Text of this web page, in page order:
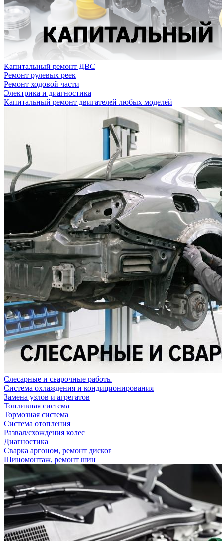
Капитальный ремонт ДВС
Ремонт рулевых реек
Ремонт ходовой части
Электрика и диагностика
Капитальный ремонт двигателей любых моделей
Слесарные и сварочные работы
Система охлаждения и кондиционирования
Замена узлов и агрегатов
Топливная система
Тормозная система
Система отопления
Развал/схождения колес
Диагностика
Сварка аргоном, ремонт дисков
Шиномонтаж, ремонт шин